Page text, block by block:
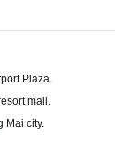
Plaza.
mall.
Mai city.